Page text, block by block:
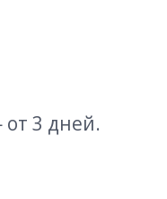
3 дней.